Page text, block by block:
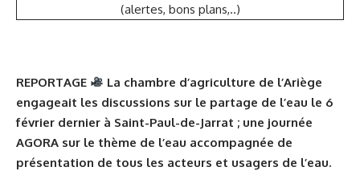
(alertes, bons plans,..)
REPORTAGE
La chambre d’agriculture de l’Ariège
engageait les discussions sur le partage de l’eau le 6
février dernier à Saint-Paul-de-Jarrat ; une journée
AGORA sur le thème de l’eau accompagnée de
présentation de tous les acteurs et usagers de l’eau.